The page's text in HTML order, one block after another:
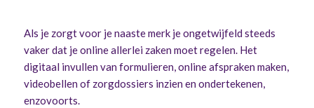
Als je zorgt voor je naaste merk je ongetwijfeld steeds
vaker dat je online allerlei zaken moet regelen. Het
digitaal invullen van formulieren, online afspraken maken,
videobellen of zorgdossiers inzien en ondertekenen,
enzovoorts.